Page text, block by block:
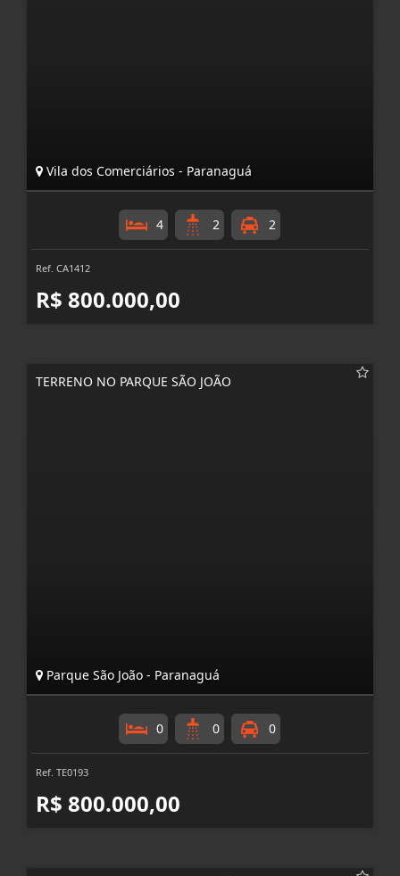
Vila dos Comerciários - Paranaguá
4 2 2
Ref. CA1412
R$ 800.000,00
TERRENO NO PARQUE SÃO JOÃO
Parque São João - Paranaguá
0 0 0
Ref. TE0193
R$ 800.000,00